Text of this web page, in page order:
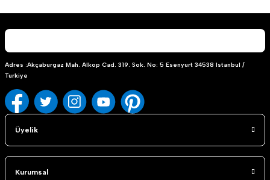
Adres :Akçaburgaz Mah. Alkop Cad. 319. Sok. No: 5 Esenyurt 34538 Istanbul /
Turkiye
Üyelik
Kurumsal